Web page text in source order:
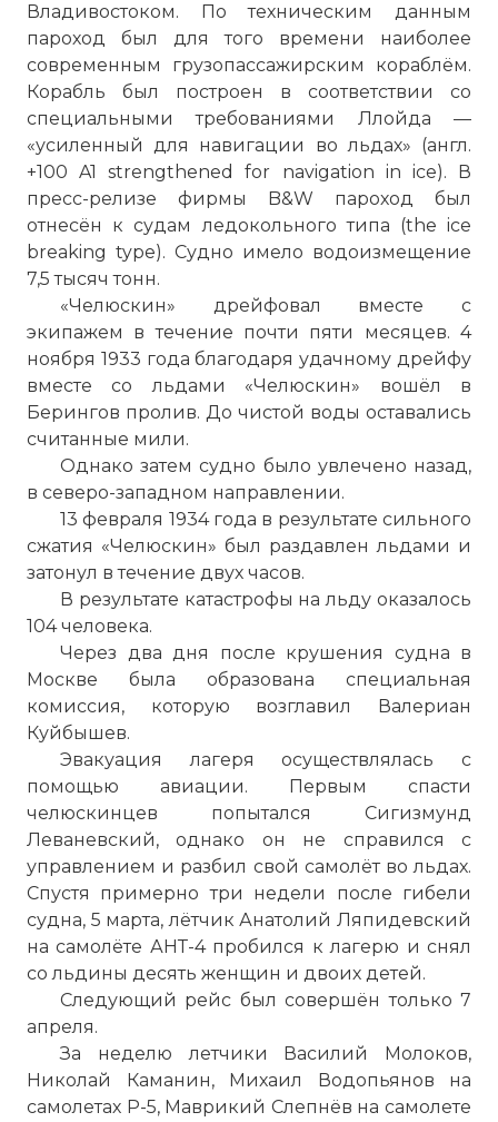
Владивостоком. По техническим данным
пароход был для того времени наиболее
современным грузопассажирским кораблём.
Корабль был построен в соответствии со
специальными требованиями Ллойда —
«усиленный для навигации во льдах» (англ.
+100 A1 strengthened for navigation in ice). В
пресс-релизе фирмы B&W пароход был
отнесён к судам ледокольного типа (the ice
breaking type). Судно имело водоизмещение
7,5 тысяч тонн.
«Челюскин» дрейфовал вместе с
экипажем в течение почти пяти месяцев. 4
ноября 1933 года благодаря удачному дрейфу
вместе со льдами «Челюскин» вошёл в
Берингов пролив. До чистой воды оставались
считанные мили.
Однако затем судно было увлечено назад,
в северо-западном направлении.
13 февраля 1934 года в результате сильного
сжатия «Челюскин» был раздавлен льдами и
затонул в течение двух часов.
В результате катастрофы на льду оказалось
104 человека.
Через два дня после крушения судна в
Москве была образована специальная
комиссия, которую возглавил Валериан
Куйбышев.
Эвакуация лагеря осуществлялась с
помощью авиации. Первым спасти
челюскинцев попытался Сигизмунд
Леваневский, однако он не справился с
управлением и разбил свой самолёт во льдах.
Спустя примерно три недели после гибели
судна, 5 марта, лётчик Анатолий Ляпидевский
на самолёте АНТ-4 пробился к лагерю и снял
со льдины десять женщин и двоих детей.
Следующий рейс был совершён только 7
апреля.
За неделю летчики Василий Молоков,
Николай Каманин, Михаил Водопьянов на
самолетах Р-5, Маврикий Слепнёв на самолете